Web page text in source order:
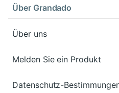
Über Grandado
Über uns
Melden Sie ein Produkt
Datenschutz-